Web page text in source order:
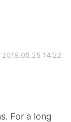
2019.05.25 14:22
For a long